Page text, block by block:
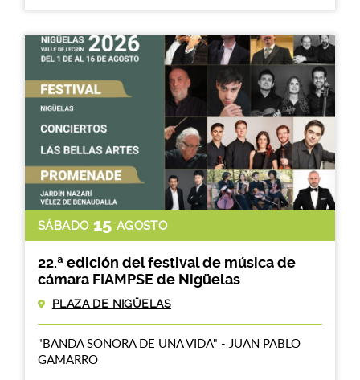
SÁBADO 15 AGOSTO
PLAZA DE NIGÜELAS
22.ª edición del festival de música de
cámara FIAMPSE de Nigüelas
"BANDA SONORA DE UNA VIDA" - JUAN PABLO
GAMARRO